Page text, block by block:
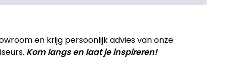
en krijg persoonlijk advies van onze
Kom langs en laat je inspireren!